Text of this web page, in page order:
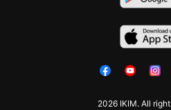
2026 IKIM. All